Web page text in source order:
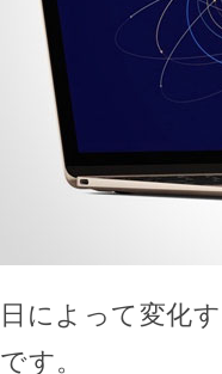
日によって変化
です。